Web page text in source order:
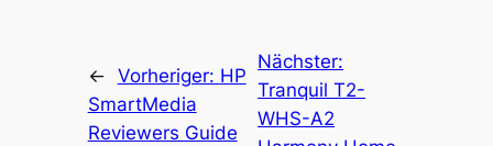
← Vorheriger: HP
SmartMedia
Reviewers Guide
Nächster:
Tranquil T2-
WHS-A2